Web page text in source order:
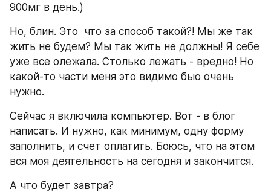
900мг в день.)
Но, блин. Это  что за способ такой?! Мы же так
жить не будем? Мы так жить не должны! Я себе
уже все олежала. Столько лежать - вредно! Но
какой-то части меня это видимо быо очень
нужно.
Сейчас я включила компьютер. Вот - в блог
написать. И нужно, как минимум, одну форму
заполнить, и счет оплатить. Боюсь, что на этом
вся моя деятельность на сегодня и закончится.
А что будет завтра?